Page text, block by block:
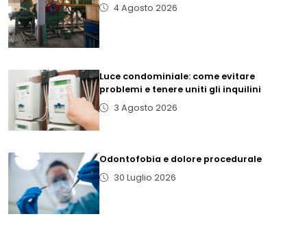
4 Agosto 2026
Luce condominiale: come evitare
problemi e tenere uniti gli inquilini
3 Agosto 2026
Odontofobia e dolore procedurale
30 Luglio 2026